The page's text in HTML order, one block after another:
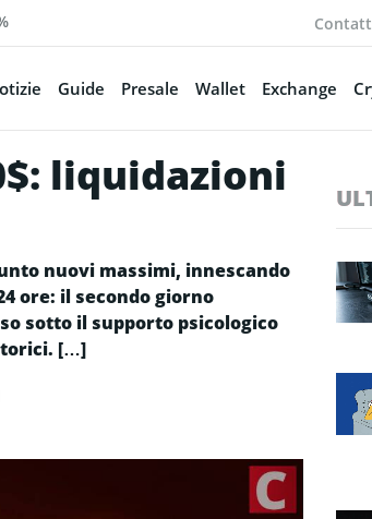
Guide Presale Wallet Exchange
liquidazioni
nuovi massimi, innescando
ore: il secondo giorno
sotto il supporto psicologico
[…]